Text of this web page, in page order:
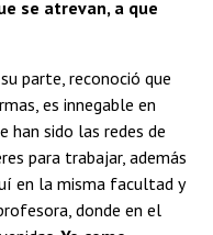
se atrevan, a que
parte, reconoció que
es innegable en
han sido las redes de
para trabajar, además
en la misma facultad y
donde en el